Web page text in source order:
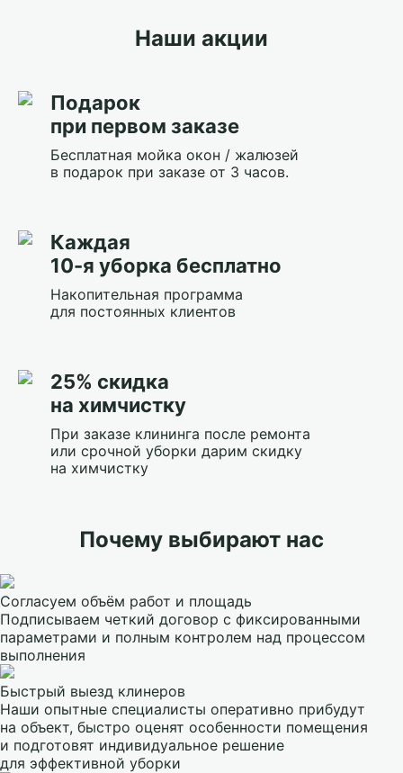
Наши акции
Подарок
при первом заказе
Бесплатная мойка окон / жалюзей
в подарок при заказе от 3 часов.
Каждая
10-я уборка бесплатно
Накопительная программа
для постоянных клиентов
25% скидка
на химчистку
При заказе клининга после ремонта
или срочной уборки дарим скидку
на химчистку
Почему выбирают нас
Согласуем объём работ и площадь
Подписываем четкий договор с фиксированными
параметрами и полным контролем над процессом
выполнения
Быстрый выезд клинеров
Наши опытные специалисты оперативно прибудут
на объект, быстро оценят особенности помещения
и подготовят индивидуальное решение
для эффективной уборки